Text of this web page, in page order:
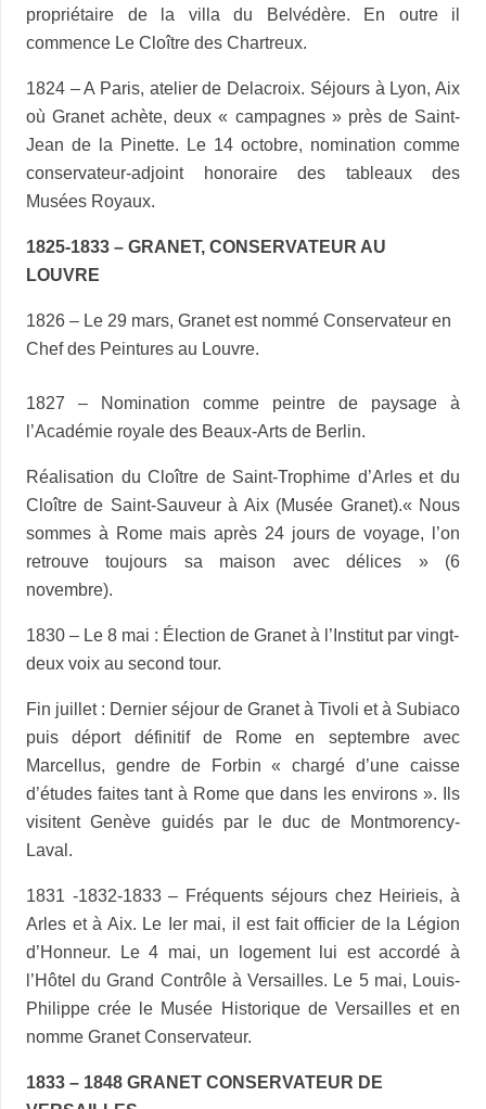
propriétaire de la villa du Belvédère. En outre il
commence Le Cloître des Chartreux.
1824 – A Paris, atelier de Delacroix. Séjours à Lyon, Aix
où Granet achète, deux « campagnes » près de Saint-
Jean de la Pinette. Le 14 octobre, nomination comme
conservateur-adjoint honoraire des tableaux des
Musées Royaux.
1825-1833 – GRANET, CONSERVATEUR AU
LOUVRE
1826 – Le 29 mars, Granet est nommé Conservateur en
Chef des Peintures au Louvre.
1827 – Nomination comme peintre de paysage à
l’Académie royale des Beaux-Arts de Berlin.
Réalisation du Cloître de Saint-Trophime d’Arles et du
Cloître de Saint-Sauveur à Aix (Musée Granet).« Nous
sommes à Rome mais après 24 jours de voyage, l’on
retrouve toujours sa maison avec délices » (6
novembre).
1830 – Le 8 mai : Élection de Granet à l’Institut par vingt-
deux voix au second tour.
Fin juillet : Dernier séjour de Granet à Tivoli et à Subiaco
puis déport définitif de Rome en septembre avec
Marcellus, gendre de Forbin « chargé d’une caisse
d’études faites tant à Rome que dans les environs ». Ils
visitent Genève guidés par le duc de Montmorency-
Laval.
1831 -1832-1833 – Fréquents séjours chez Heirieis, à
Arles et à Aix. Le Ier mai, il est fait officier de la Légion
d’Honneur. Le 4 mai, un logement lui est accordé à
l’Hôtel du Grand Contrôle à Versailles. Le 5 mai, Louis-
Philippe crée le Musée Historique de Versailles et en
nomme Granet Conservateur.
1833 – 1848 GRANET CONSERVATEUR DE